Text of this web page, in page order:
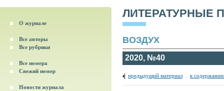
О журнале
Все авторы
Все рубрики
Все номера
Свежий номер
Новости журнала
ЛИТЕРАТУРНЫЕ
ВОЗДУХ
2020, №40
предыдущий материал к